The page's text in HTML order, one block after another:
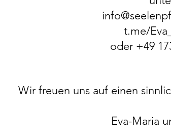
t.me/
oder +49
Wir freuen uns auf einen
Eva-Maria